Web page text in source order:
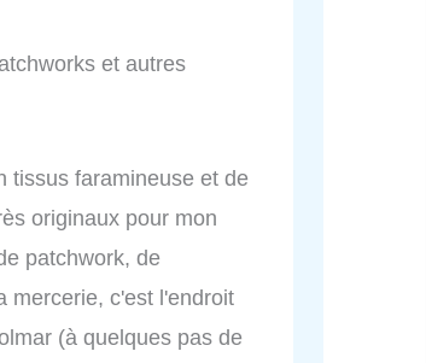
et autres
tissus faramineuse et de
originaux pour mon
patchwork, de
mercerie, c'est l'endroit
(à quelques pas de